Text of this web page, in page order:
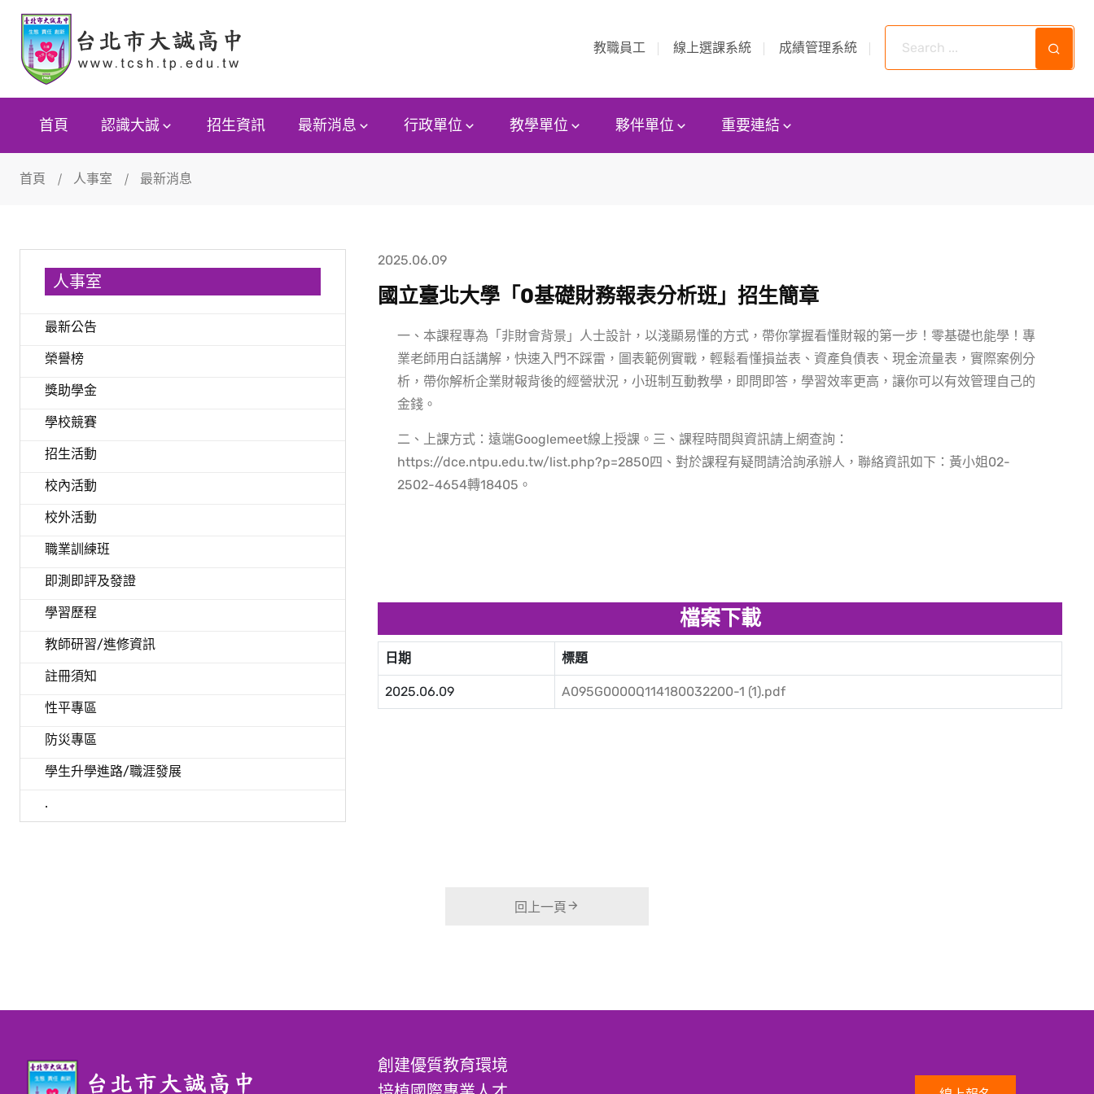
教職員工 線上選課系統 成績管理系統
首頁 認識大誠 招生資訊 最新消息 行政單位 教學單位 夥伴單位 重要連結
首頁 人事室 最新消息
人事室
最新公告
榮譽榜
獎助學金
學校競賽
招生活動
校內活動
校外活動
職業訓練班
即測即評及發證
學習歷程
教師研習/進修資訊
註冊須知
性平專區
防災專區
學生升學進路/職涯發展
.
2025.06.09
國立臺北大學「0基礎財務報表分析班」招生簡章
一、本課程專為「非財會背景」人士設計，以淺顯易懂的方式，帶你掌握看懂財報的第一步！零基礎也能學！專
業老師用白話講解，快速入門不踩雷，圖表範例實戰，輕鬆看懂損益表、資產負債表、現金流量表，實際案例分
析，帶你解析企業財報背後的經營狀況，小班制互動教學，即問即答，學習效率更高，讓你可以有效管理自己的
金錢。
二、上課方式：遠端Googlemeet線上授課。三、課程時間與資訊請上網查詢：
https://dce.ntpu.edu.tw/list.php?p=2850四、對於課程有疑問請洽詢承辦人，聯絡資訊如下：黃小姐02-
2502-4654轉18405。
檔案下載
日期 標題
2025.06.09 A095G0000Q114180032200-1 (1).pdf
回上一頁
創建優質教育環境